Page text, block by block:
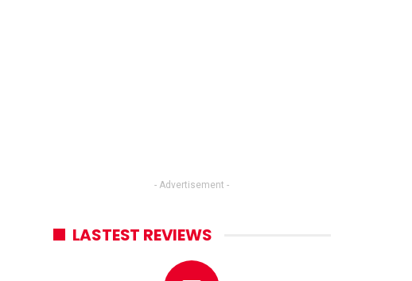
- Advertisement -
LASTEST REVIEWS